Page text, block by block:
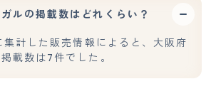
ルの掲載数はどれくらい？
計した販売情報によると、大阪府
載数は7件でした。